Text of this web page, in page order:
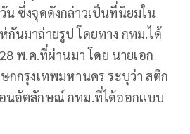
น ซึ่งจุดดังกล่าวเป็นที่นิยมใน
นมาถ่ายรูป โดยทาง กทม.ได้
พ.ค.ที่ผ่านมา โดย นายเอก
กกรุงเทพมหานคร ระบุว่า สติก
นอัตลักษณ์ กทม.ที่ได้ออกแบบ